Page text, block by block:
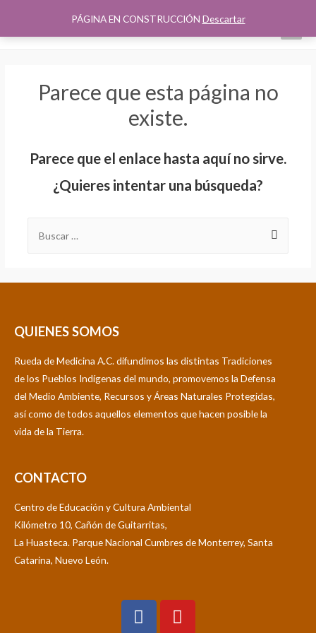
Parece que esta página no
existe.
Parece que el enlace hasta aquí no sirve.
¿Quieres intentar una búsqueda?
QUIENES SOMOS
Rueda de Medicina A.C. difundimos las distintas Tradiciones
de los Pueblos Indígenas del mundo, promovemos la Defensa
del Medio Ambiente, Recursos y Áreas Naturales Protegidas,
así como de todos aquellos elementos que hacen posible la
vida de la Tierra.
CONTACTO
Centro de Educación y Cultura Ambiental
Kilómetro 10, Cañón de Guitarritas,
La Huasteca. Parque Nacional Cumbres de Monterrey, Santa
Catarina, Nuevo León.
PÁGINA EN CONSTRUCCIÓN Descartar